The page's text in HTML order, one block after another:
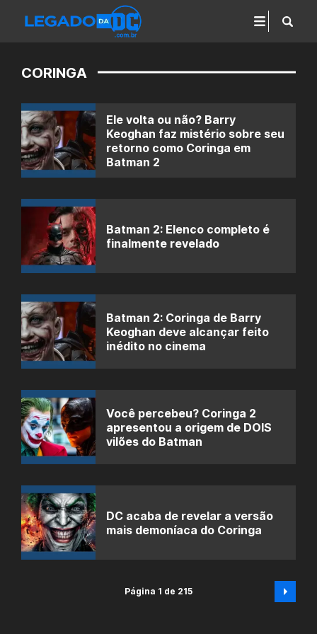
CORINGA
Ele volta ou não? Barry
Keoghan faz mistério sobre seu
retorno como Coringa em
Batman 2
Batman 2: Elenco completo é
finalmente revelado
Batman 2: Coringa de Barry
Keoghan deve alcançar feito
inédito no cinema
Você percebeu? Coringa 2
apresentou a origem de DOIS
vilões do Batman
DC acaba de revelar a versão
mais demoníaca do Coringa
Página 1 de 215